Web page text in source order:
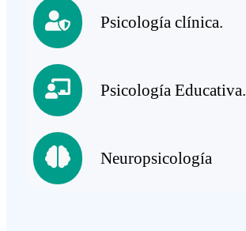
Psicología clínica.
Psicología Educativa.
Neuropsicología